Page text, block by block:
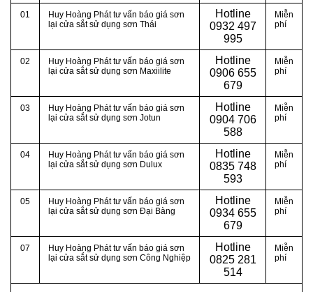
01
Huy Hoàng Phát tư vấn báo giá sơn
lại cửa sắt sử dụng sơn Thái
Hotline
0932 497
995
Miễn
phí
02
Huy Hoàng Phát tư vấn báo giá sơn
lại cửa sắt sử dụng sơn Maxiilite
Hotline
0906 655
679
Miễn
phí
03
Huy Hoàng Phát tư vấn báo giá sơn
lại cửa sắt sử dụng sơn Jotun
Hotline
0904 706
588
Miễn
phí
04
Huy Hoàng Phát tư vấn báo giá sơn
lại cửa sắt sử dụng sơn Dulux
Hotline
0835 748
593
Miễn
phí
05
Huy Hoàng Phát tư vấn báo giá sơn
lại cửa sắt sử dụng sơn Đại Bàng
Hotline
0934 655
679
Miễn
phí
07
Huy Hoàng Phát tư vấn báo giá sơn
lại cửa sắt sử dụng sơn Công Nghiệp
Hotline
0825 281
514
Miễn
phí